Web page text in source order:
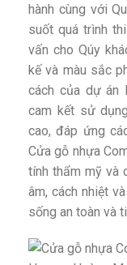
hành cùng với
suốt quá trình
vấn cho Qúy
kế và màu sắc
cách của dự án
cam kết sử
cao, đáp ứng
Cửa gỗ nhựa
tính thẩm mỹ và
âm, cách nhiệt
sống an toàn và